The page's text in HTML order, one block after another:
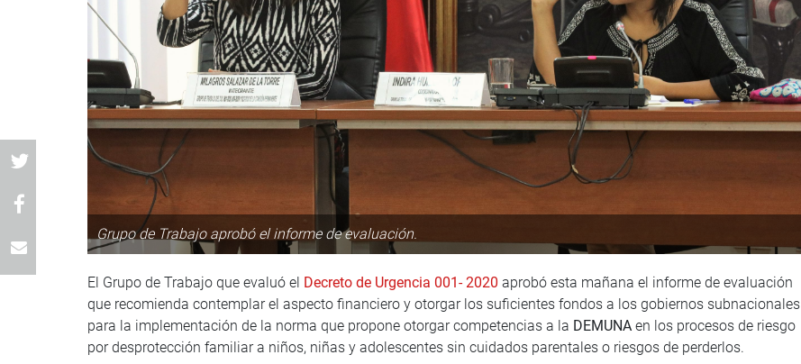
Grupo de Trabajo aprobó el informe de evaluación.
El Grupo de Trabajo que evaluó el Decreto de Urgencia 001- 2020 aprobó esta mañana el informe de evaluación
que recomienda contemplar el aspecto financiero y otorgar los suficientes fondos a los gobiernos subnacionales
para la implementación de la norma que propone otorgar competencias a la DEMUNA en los procesos de riesgo
por desprotección familiar a niños, niñas y adolescentes sin cuidados parentales o riesgos de perderlos.